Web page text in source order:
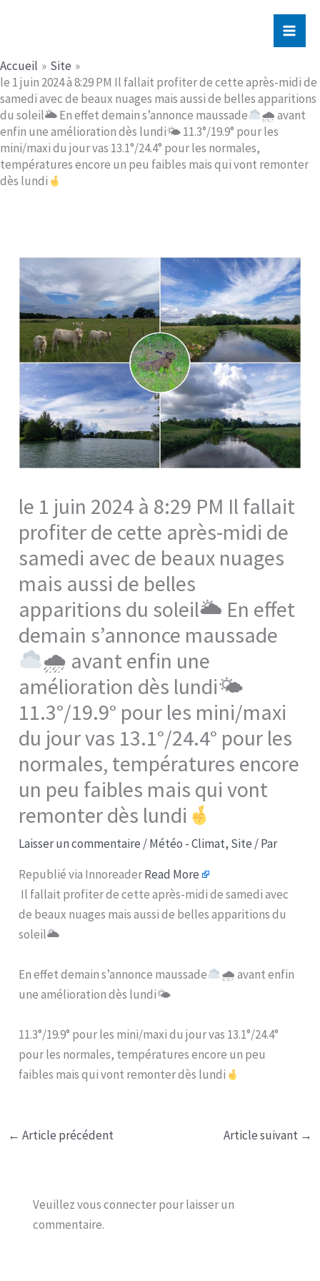
Accueil
Site
le 1 juin 2024 à 8:29 PM Il fallait profiter de cette après-midi de
samedi avec de beaux nuages mais aussi de belles apparitions
du soleil🌥 En effet demain s’annonce maussade
🌧 avant
enfin une amélioration dès lundi🌤 11.3°/19.9° pour les
mini/maxi du jour vas 13.1°/24.4° pour les normales,
températures encore un peu faibles mais qui vont remonter
dès lundi
le 1 juin 2024 à 8:29 PM Il fallait
profiter de cette après-midi de
samedi avec de beaux nuages
mais aussi de belles
apparitions du soleil🌥 En effet
demain s’annonce maussade
🌧 avant enfin une
amélioration dès lundi🌤
11.3°/19.9° pour les mini/maxi
du jour vas 13.1°/24.4° pour les
normales, températures encore
un peu faibles mais qui vont
remonter dès lundi
Laisser un commentaire /Météo - Climat, Site / Par
Republié via InnoreaderRead More
Il fallait profiter de cette après-midi de samedi avec
de beaux nuages mais aussi de belles apparitions du
soleil🌥
En effet demain s’annonce maussade
🌧 avant enfin
une amélioration dès lundi🌤
11.3°/19.9° pour les mini/maxi du jour vas 13.1°/24.4°
pour les normales, températures encore un peu
faibles mais qui vont remonter dès lundi
← Article précédent Article suivant →
Veuillez vous connecter pour laisser un
commentaire.